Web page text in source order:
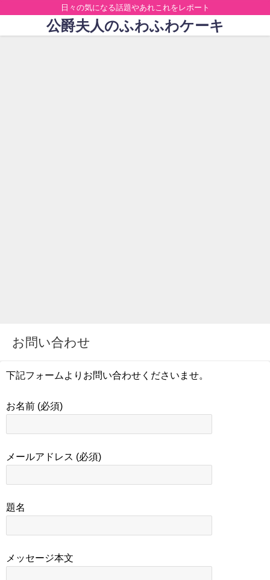
日々の気になる話題やあれこれをレポート
公爵夫人のふわふわケーキ
お問い合わせ
下記フォームよりお問い合わせくださいませ。
お名前 (必須)
メールアドレス (必須)
題名
メッセージ本文